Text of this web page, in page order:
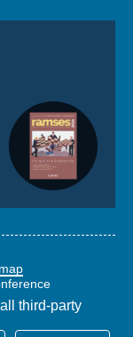
third-party